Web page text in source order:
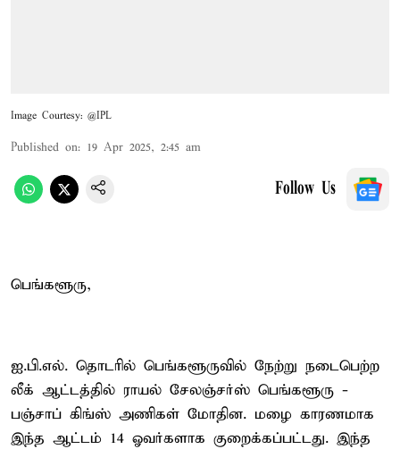
Image Courtesy: @IPL
Published on: 19 Apr 2025, 2:45 am
Follow Us
பெங்களூரு,
ஐ.பி.எல். தொடரில் பெங்களூருவில் நேற்று நடைபெற்ற
லீக் ஆட்டத்தில் ராயல் சேலஞ்சர்ஸ் பெங்களூரு -
பஞ்சாப் கிங்ஸ் அணிகள் மோதின. மழை காரணமாக
இந்த ஆட்டம் 14 ஓவர்களாக குறைக்கப்பட்டது. இந்த